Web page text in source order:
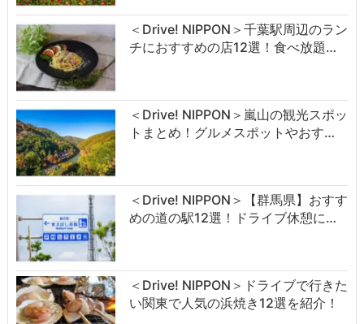
＜Drive! NIPPON＞千葉駅周辺のラン
チにおすすめの店12選！食べ放題…
＜Drive! NIPPON＞嵐山の観光スポッ
トまとめ！グルメスポットやおす…
＜Drive! NIPPON＞【群馬県】おすす
めの道の駅12選！ドライブ休憩に…
＜Drive! NIPPON＞ドライブで行きた
い関東で人気の浜焼き12選を紹介！